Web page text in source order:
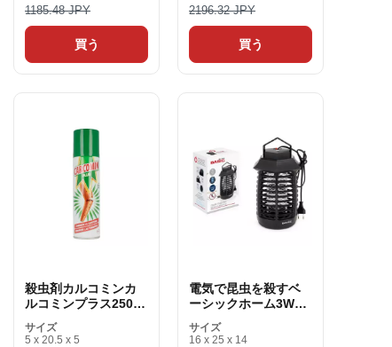
1185.48 JPY
買う
2196.32 JPY
買う
殺虫剤カルコミンカ
ルコミンプラス250ml
サイズ
5 x 20.5 x 5
電気で昆虫を殺すベ
ーシックホーム3W
cm）
サイズ
16 x 25 x 14